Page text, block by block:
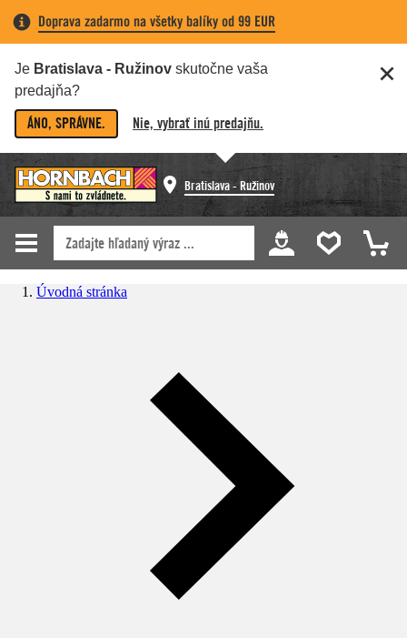
Doprava zadarmo na všetky balíky od 99 EUR
Je Bratislava - Ružinov skutočne vaša
predajňa?
ÁNO, SPRÁVNE. Nie, vybrať inú predajňu.
Bratislava - Ružinov
Úvodná stránka